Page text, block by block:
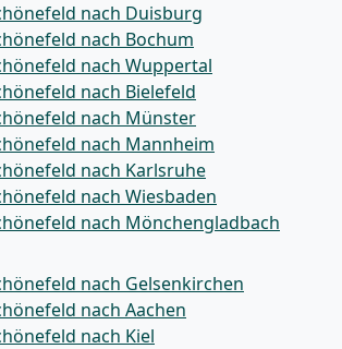
nach Duisburg
nach Bochum
nach Wuppertal
nach Bielefeld
nach Münster
nach Mannheim
nach Karlsruhe
nach Wiesbaden
nach Mönchen­gladbach
nach Gelsenkirchen
nach Aachen
nach Kiel